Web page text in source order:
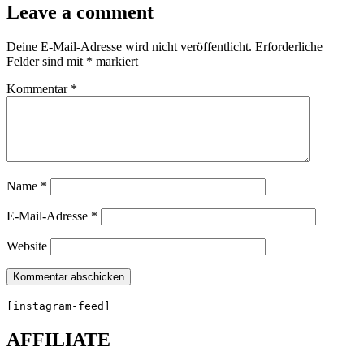
Leave a comment
Deine E-Mail-Adresse wird nicht veröffentlicht. Erforderliche
Felder sind mit * markiert
Kommentar *
Name *
E-Mail-Adresse *
Website
[instagram-feed]
AFFILIATE